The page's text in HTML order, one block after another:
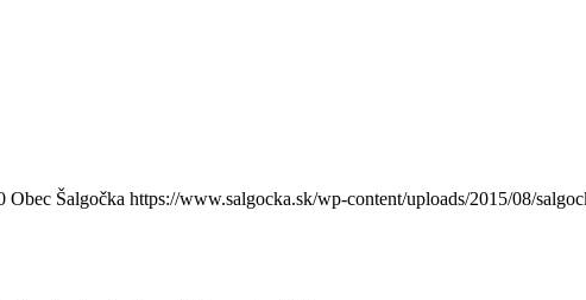
Obec Šalgočka https://www.salgocka.sk/wp-content/uploads/2015/08/